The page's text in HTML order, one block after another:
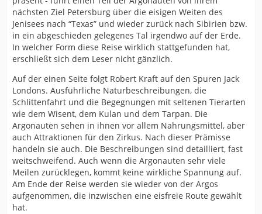
nächsten Ziel Petersburg über die eisigen Weiten des
Jenisees nach “Texas” und wieder zurück nach Sibirien bzw.
in ein abgeschieden gelegenes Tal irgendwo auf der Erde.
In welcher Form diese Reise wirklich stattgefunden hat,
erschließt sich dem Leser nicht gänzlich.
Auf der einen Seite folgt Robert Kraft auf den Spuren Jack
Londons. Ausführliche Naturbeschreibungen, die
Schlittenfahrt und die Begegnungen mit seltenen Tierarten
wie dem Wisent, dem Kulan und dem Tarpan. Die
Argonauten sehen in ihnen vor allem Nahrungsmittel, aber
auch Attraktionen für den Zirkus. Nach dieser Prämisse
handeln sie auch. Die Beschreibungen sind detailliert, fast
weitschweifend. Auch wenn die Argonauten sehr viele
Meilen zurücklegen, kommt keine wirkliche Spannung auf.
Am Ende der Reise werden sie wieder von der Argos
aufgenommen, die inzwischen eine eisfreie Route gewählt
hat.